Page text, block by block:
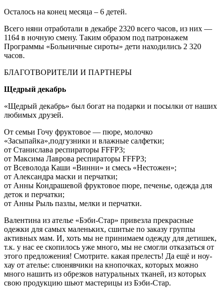
Осталось на конец месяца – 6 детей.
Всего няни отработали в декабре 2320 всего часов, из них —
1164 в ночную смену. Таким образом под патронажем
Программы «Больничные сироты» дети находились 2 320
часов.
БЛАГОТВОРИТЕЛИ И ПАРТНЕРЫ
Щедрый декабрь
«Щедрый декабрь» был богат на подарки и посылки от наших
любимых друзей.
От семьи Гочу фруктовое — пюре, молочко
«Засыпайка»,подгузники и влажные салфетки;
от Станислава респираторы FFFP3;
от Максима Лаврова респираторы FFFP3;
от Всеволода Каши «Винни» и смесь «Нестожен»;
от Александра маски и перчатки;
от Анны Кондрашевой фруктовое пюре, печенье, одежда для
деток и перчатки;
от Анны Рыль пазлы, мелки и перчатки.
Валентина из ателье «Бэби-Стар» привезла прекрасные
одежки для самых маленьких, сшитые по заказу группы
активных мам. И, хоть мы не принимаем одежду для детишек,
т.к. у нас ее скопилось уже много, мы не смогли отказаться от
этого предложения! Смотрите. какая прелесть! Да ещё и ноу-
хау от ателье: слюнявчики на кнопочках, которых можно
много нашить из обрезков натуральных тканей, из которых
свою продукцию шьют мастерицы из Бэби-Стар.